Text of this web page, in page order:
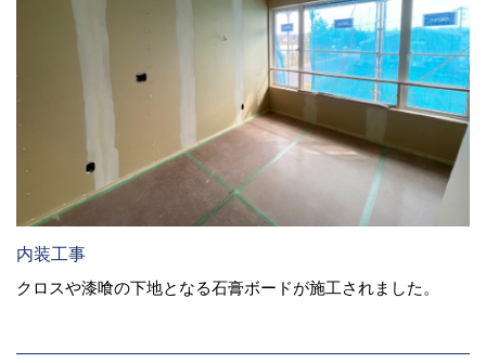
内装工事
クロスや漆喰の下地となる石膏ボードが施工されました。